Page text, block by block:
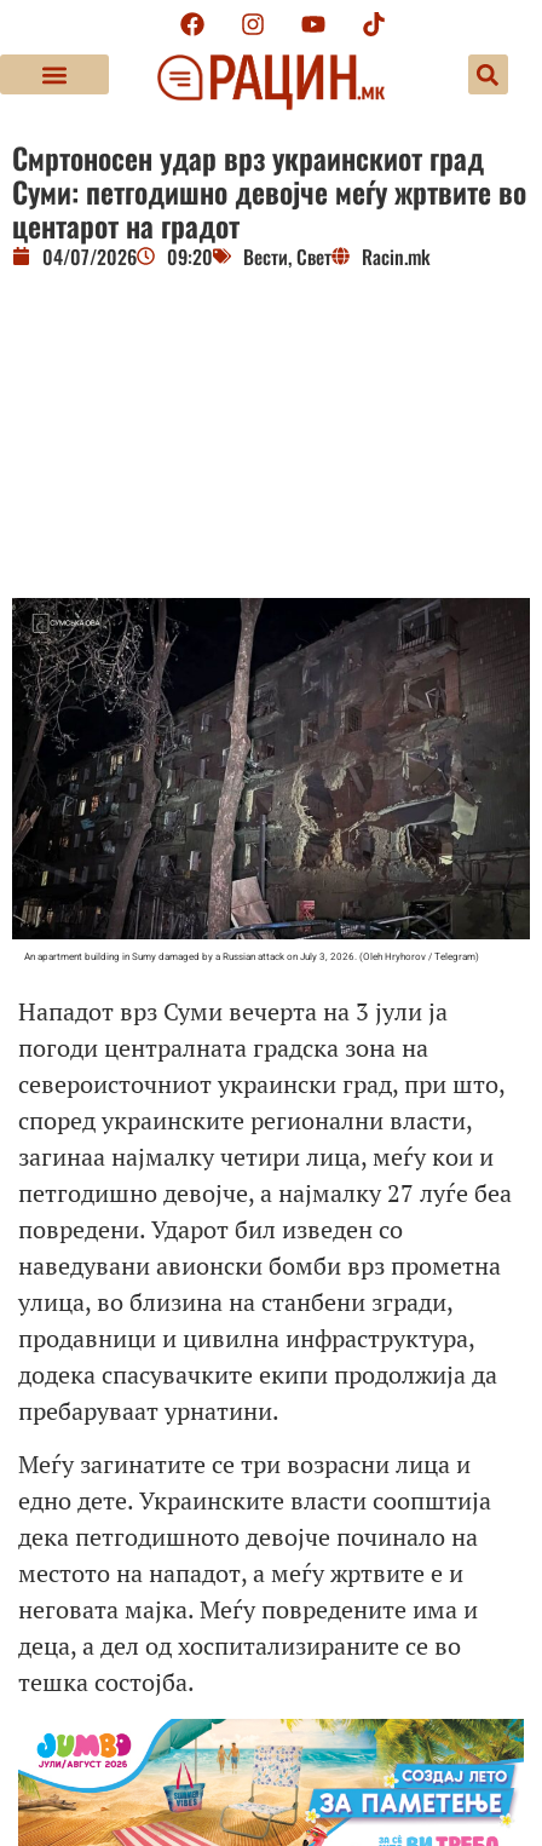
Смртоносен удар врз украинскиот град
Суми: петгодишно девојче меѓу жртвите во
центарот на градот
04/07/2026 09:20 Вести,Свет Racin.mk
An apartment building in Sumy damaged by a Russian attack on July 3, 2026. (Oleh Hryhorov / Telegram)
Нападот врз Суми вечерта на 3 јули ја
погоди централната градска зона на
североисточниот украински град, при што,
според украинските регионални власти,
загинаа најмалку четири лица, меѓу кои и
петгодишно девојче, а најмалку 27 луѓе беа
повредени. Ударот бил изведен со
наведувани авионски бомби врз прометна
улица, во близина на станбени згради,
продавници и цивилна инфраструктура,
додека спасувачките екипи продолжија да
пребаруваат урнатини.
Меѓу загинатите се три возрасни лица и
едно дете. Украинските власти соопштија
дека петгодишното девојче починало на
местото на нападот, а меѓу жртвите е и
неговата мајка. Меѓу повредените има и
деца, а дел од хоспитализираните се во
тешка состојба.